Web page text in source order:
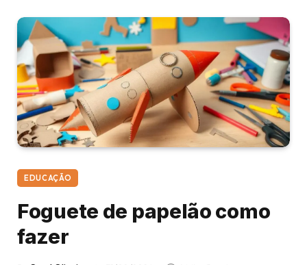
EDUCAÇÃO
Foguete de papelão como
fazer